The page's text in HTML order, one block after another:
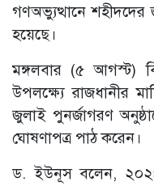
গণঅভ্যুত্থানে শহীদদের
হয়েছে।
মঙ্গলবার (৫ আগস্ট)
উপলক্ষ্যে রাজধানীর
জুলাই পুনর্জাগরণ
ঘোষণাপত্র পাঠ করেন।
ড. ইউনূস বলেন,